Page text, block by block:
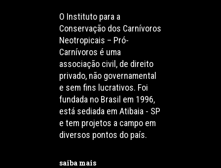
O Instituto para a
Conservação dos Carnívoros
Neotropicais – Pró-
Carnívoros é uma
associação civil, de direito
privado, não governamental
e sem fins lucrativos. Foi
fundada no Brasil em 1996,
está sediada em Atibaia - SP
e tem projetos a campo em
diversos pontos do país.
saiba mais